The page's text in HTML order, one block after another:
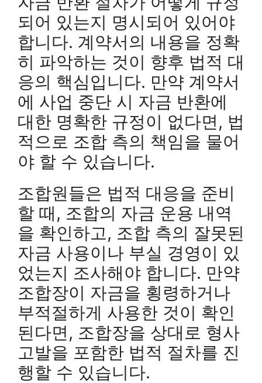
되어 있는지 명시되어 있어야
합니다. 계약서의 내용을 정확
히 파악하는 것이 향후 법적 대
응의 핵심입니다. 만약 계약서
에 사업 중단 시 자금 반환에
대한 명확한 규정이 없다면, 법
적으로 조합 측의 책임을 물어
야 할 수 있습니다.
조합원들은 법적 대응을 준비
할 때, 조합의 자금 운용 내역
을 확인하고, 조합 측의 잘못된
자금 사용이나 부실 경영이 있
었는지 조사해야 합니다. 만약
조합장이 자금을 횡령하거나
부적절하게 사용한 것이 확인
된다면, 조합장을 상대로 형사
고발을 포함한 법적 절차를 진
행할 수 있습니다.